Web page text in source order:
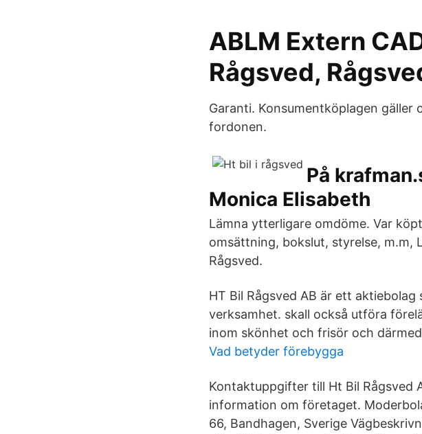
ABLM Extern
Rågsved,
Garanti. Konsumentköplagen
fordonen.
På
Monica Elisabeth
Lämna ytterligare omdöme. Var
omsättning, bokslut, styrelse, m.m,
Rågsved.
HT Bil Rågsved AB är ett
verksamhet. skall också utföra
inom skönhet och frisör och
Vad betyder förebygga
Kontaktuppgifter till Ht Bil Rågsved
information om företaget.
66, Bandhagen, Sverige